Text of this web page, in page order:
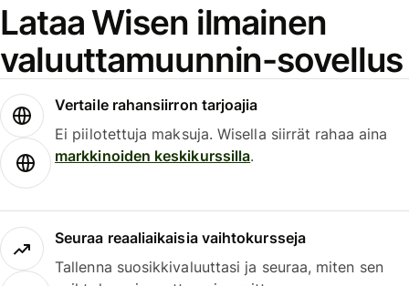
Lataa Wisen ilmainen
valuuttamuunnin-sovellus
Vertaile rahansiirron tarjoajia
Ei piilotettuja maksuja. Wisella siirrät rahaa aina
markkinoiden keskikurssilla.
Seuraa reaaliaikaisia vaihtokursseja
Tallenna suosikkivaluuttasi ja seuraa, miten sen